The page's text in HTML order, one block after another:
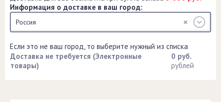
Информация о доставке в ваш город:
Россия
Если это не ваш город, то выберите нужный из списка
Доставка не требуется (Электронные
товары)
0 руб.
рублей